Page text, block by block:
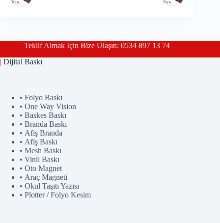
Teklif Almak İçin Bize Ulaşın: 0534 897 13 74
| Dijital Baskı
• Folyo Baskı
• One Way Vision
• Baskes Baskı
• Branda Baskı
• Afiş Branda
• Afiş Baskı
• Mesh Baskı
• Vinil Baskı
• Oto Magnet
• Araç Magneti
• Okul Taşıtı Yazısı
• Plotter / Folyo Kesim